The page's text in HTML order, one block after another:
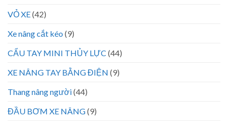
VỎ XE(42)
Xe nâng cắt kéo (9)
CẨU TAY MINI THỦY LỰC (44)
XE NÂNG TAY BẰNG ĐIỆN (9)
Thang nâng người(44)
ĐẦU BƠM XE NÂNG(9)